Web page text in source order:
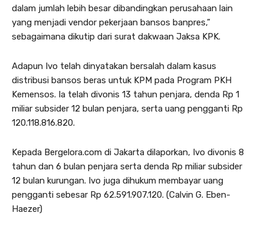
dalam jumlah lebih besar dibandingkan perusahaan lain
yang menjadi vendor pekerjaan bansos banpres,”
sebagaimana dikutip dari surat dakwaan Jaksa KPK.
Adapun Ivo telah dinyatakan bersalah dalam kasus
distribusi bansos beras untuk KPM pada Program PKH
Kemensos. Ia telah divonis 13 tahun penjara, denda Rp 1
miliar subsider 12 bulan penjara, serta uang pengganti Rp
120.118.816.820.
Kepada Bergelora.com di Jakarta dilaporkan, Ivo divonis 8
tahun dan 6 bulan penjara serta denda Rp miliar subsider
12 bulan kurungan. Ivo juga dihukum membayar uang
pengganti sebesar Rp 62.591.907.120. (Calvin G. Eben-
Haezer)